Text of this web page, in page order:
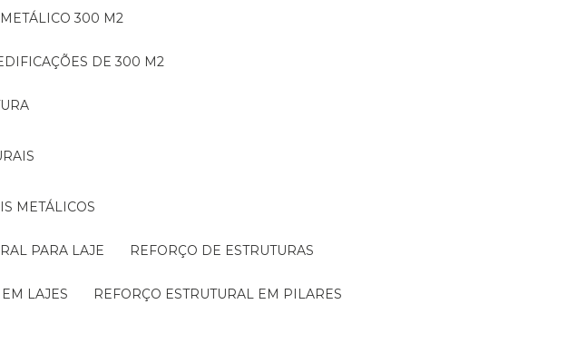
METÁLICO 300 M2
DE 300 M2
METÁLICOS
PARA LAJE REFORÇO DE ESTRUTURAS
EM LAJES REFORÇO ESTRUTURAL EM PILARES